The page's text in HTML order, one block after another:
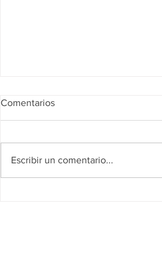
Comentarios
Escribir un comentario...